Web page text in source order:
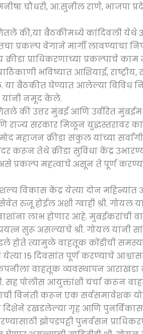
चौधरी, आ.सुनील राणे, भाजपा
की,या बैठकीमध्ये कांदिवली येथे
प्रकल्प वेगाने मार्गी लावण्याचा
क्रीडा प्राधिकरणाच्या प्रकल्पाचे
भविष्यात आशियाई,
या बैठकीत घेण्यात आलेल्या
यांनी नमूद केले.
की उत्तर मुंबई आणि उर्वरित
राज्य सरकार मिळून युद्धस्तरावर
महाजन क्रीडा संकुल यांच्या
करून तेथे क्रीडा सुविधा केंद्र
प्रकल्प महत्वाचे असून ते पूर्ण
विकास केंद्र येत्या दोन
रुजू होईल अशी ग्वाही श्री. गोयल
लाभ होणार आहे.
सुरू असल्याचे श्री. गोयल यांनी
होते त्यामुळे वाहतूक कोंडीची
येत्या 15 दिवसांत पूर्ण करण्याचे
वाहतूक व्यवस्थापन आराखडा
सह पोलीस आयुक्तांशी चर्चा करून
विनंती करून एक सर्वसमावेशक
रखडलेल्या गृह आणि पुनर्विकास
झोपडपट्टी पुनर्वसन